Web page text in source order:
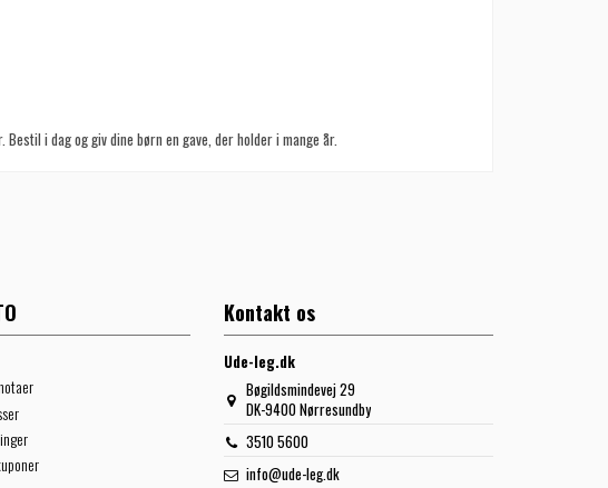
i dag og giv dine børn en gave, der holder i mange år.
Kontakt os
Ude-leg.dk
Bøgildsmindevej 29
DK-9400 Nørresundby
3510 5600
info@ude-leg.dk